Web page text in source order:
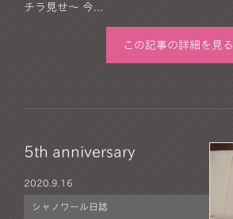
チラ見せ～ 今...
この記事の詳細を見る
5th anniversary
2020. 9.16
シャノワール日誌